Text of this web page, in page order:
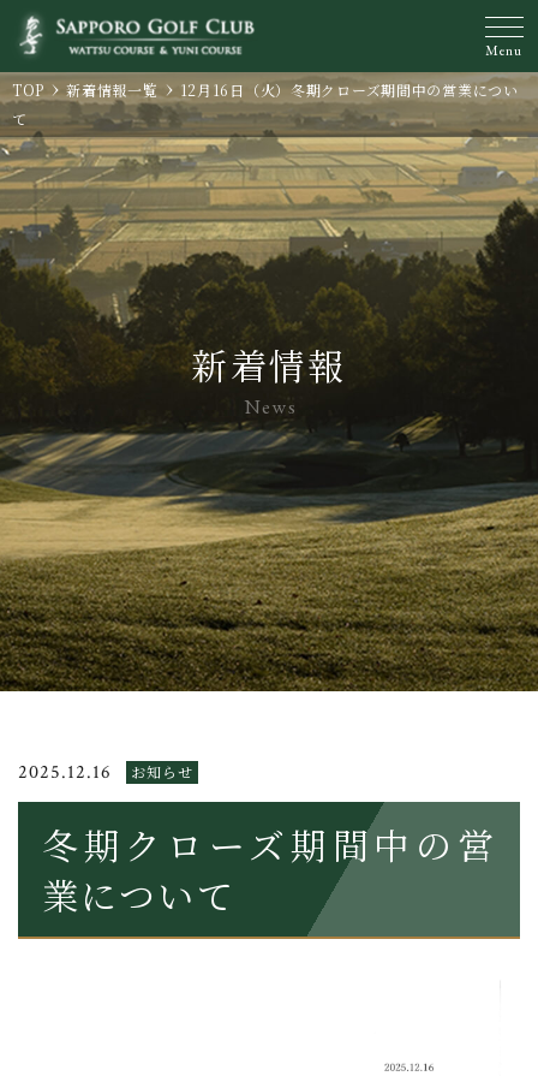
Menu
TOP 新着情報一覧
12月16日（火）冬期クローズ期間中の営業につい
て
新着情報
News
2025.12.16 お知らせ
冬期クローズ期間中の営
業について